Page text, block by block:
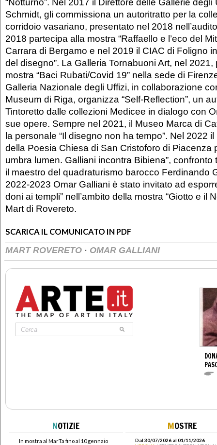
Schmidt, gli commissiona un autoritratto per la
corridoio vasariano, presentato nel 2018
2018 partecipa alla mostra “Raffaello e l’eco del
Carrara di Bergamo e nel 2019 il CIAC di Foligno
del disegno”. La Galleria Tornabuoni Art, nel
mostra “Baci Rubati/Covid 19” nella sede di
Galleria Nazionale degli Uffizi, in collaborazione
Museum di Riga, organizza “Self-Reflection”, un
Tintoretto dalle collezioni Medicee in dialogo con
sue opere. Sempre nel 2021, il Museo Marca di
la personale “Il disegno non ha tempo”. Nel 2022
della Poesia Chiesa di San Cristoforo di Piacenza
umbra lumen. Galliani incontra Bibiena”, confronto
il maestro del quadraturismo barocco Ferdinando
2022-2023 Omar Galliani è stato invitato ad
doni ai templi” nell’ambito della mostra “Giotto e il
Mart di Rovereto.
SCARICA IL COMUNICATO IN PDF
MART ROVERETO · OMAR GALLIANI
NOTIZIE
In mostra al MarTa fino al 10 gennaio
MOSTRE
Dal 30/07/2026 al 01/11/2026